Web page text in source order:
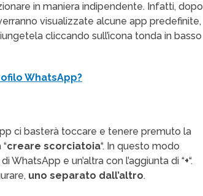
in maniera indipendente. Infatti, dopo
visualizzate alcune app predefinite,
cliccando sull’icona tonda in basso
WhatsApp?
ci basterà toccare e tenere premuto la
creare scorciatoia“. In questo modo
e un’altra con l’aggiunta di “+“.
uno separato dall’altro.